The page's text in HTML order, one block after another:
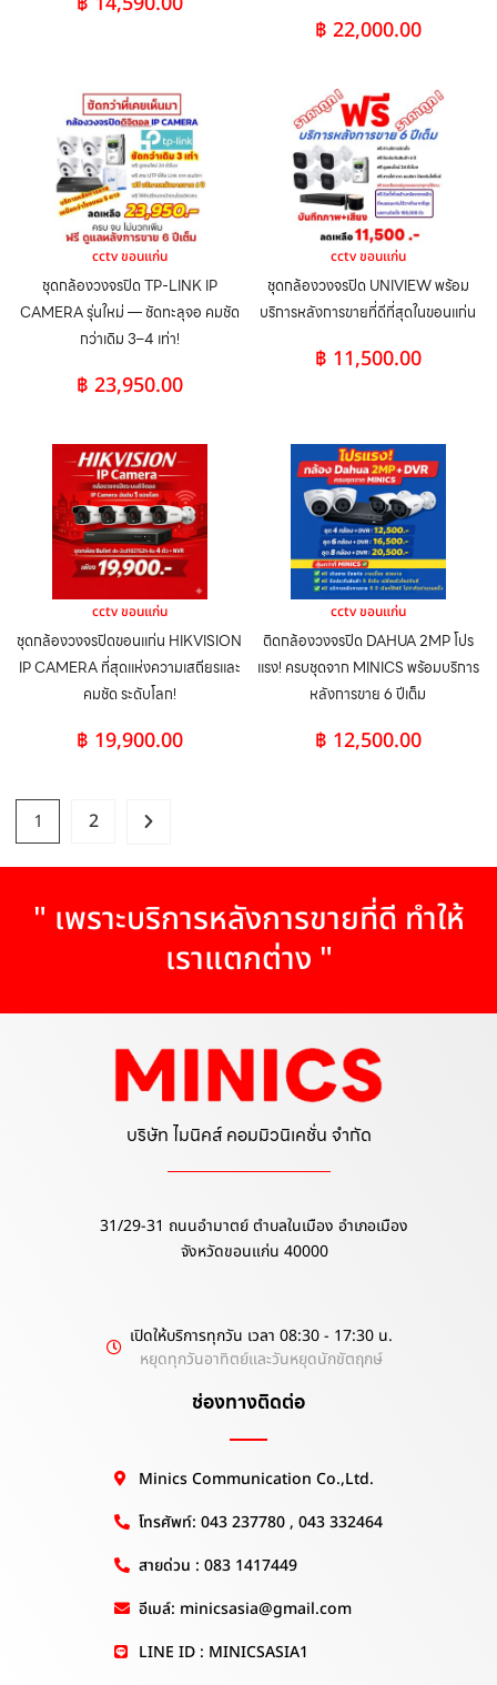
฿ 22,000.00
cctv ขอนแก่น
ชุดกล้องวงจรปิด TP-LINK IP
CAMERA รุ่นใหม่ — ชัดทะลุจอ คมชัด
กว่าเดิม 3–4 เท่า!
฿ 23,950.00
cctv ขอนแก่น
ชุดกล้องวงจรปิด UNIVIEW พร้อม
บริการหลังการขายที่ดีที่สุดในขอนแก่น
฿ 11,500.00
cctv ขอนแก่น
ชุดกล้องวงจรปิดขอนแก่น HIKVISION
IP CAMERA ที่สุดแห่งความเสถียรและ
คมชัด ระดับโลก!
฿ 19,900.00
cctv ขอนแก่น
ติดกล้องวงจรปิด DAHUA 2MP โปร
แรง! ครบชุดจาก MINICS พร้อมบริการ
หลังการขาย 6 ปีเต็ม
฿ 12,500.00
1 2
" เพราะบริการหลังการขายที่ดี ทำให้
เราแตกต่าง "
บริษัท ไมนิคส์ คอมมิวนิเคชั่น จำกัด
31/29-31 ถนนอำมาตย์ ตำบลในเมือง อำเภอเมือง
จังหวัดขอนแก่น 40000
เปิดให้บริการทุกวัน เวลา 08:30 - 17:30 น.
หยุดทุกวันอาทิตย์และวันหยุดนักขัตฤกษ์
ช่องทางติดต่อ
Minics Communication Co.,Ltd.
โทรศัพท์: 043 237780 , 043 332464
สายด่วน : 083 1417449
อีเมล์: minicsasia@gmail.com
LINE ID : MINICSASIA1